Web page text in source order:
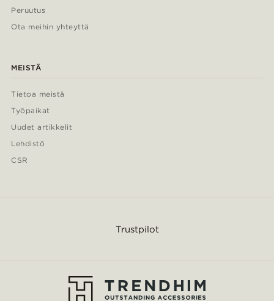
Peruutus
Ota meihin yhteyttä
MEISTÄ
Tietoa meistä
Työpaikat
Uudet artikkelit
Lehdistö
CSR
Trustpilot